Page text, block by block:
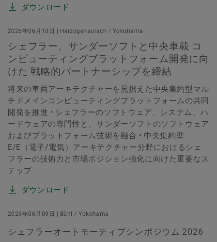
ダウンロード
2026年06月10日 | Herzogenaurach / Yokohama
シェフラー、サンダーソフトと中央車載 コ
ンピューティングプラットフォーム開発に向
けた 戦略的パートナーシップを締結
将来の車両アーキテクチャーを見据えた中央集約型マル
チドメインコンピューティングプラットフォームの共同
開発を推進 • シェフラーのソフトウェア、システム、ハ
ードウェアの専門性と、サンダーソフトのソフトウェア
およびプラットフォーム技術を融合 • 中央集約型
E/E（電子/電気）アーキテクチャー分野におけるシェ
フラーの技術力と市場ポジション強化に向けた重要なス
テップ
ダウンロード
2026年06月09日 | Bühl / Yokohama
シェフラーオートモーティブシンポジウム 2026